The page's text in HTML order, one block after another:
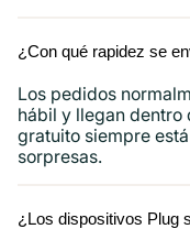
¿Con qué rapidez se
Los pedidos
hábil y llegan dentro
gratuito siempre
sorpresas.
¿Los dispositivos Plug